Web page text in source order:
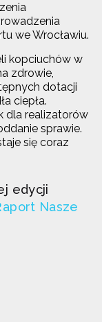
we Wrocławiu.
kopciuchów w
zdrowie,
dotacji
ciepła.
dla realizatorów
sprawie.
się coraz
edycji
Nasze